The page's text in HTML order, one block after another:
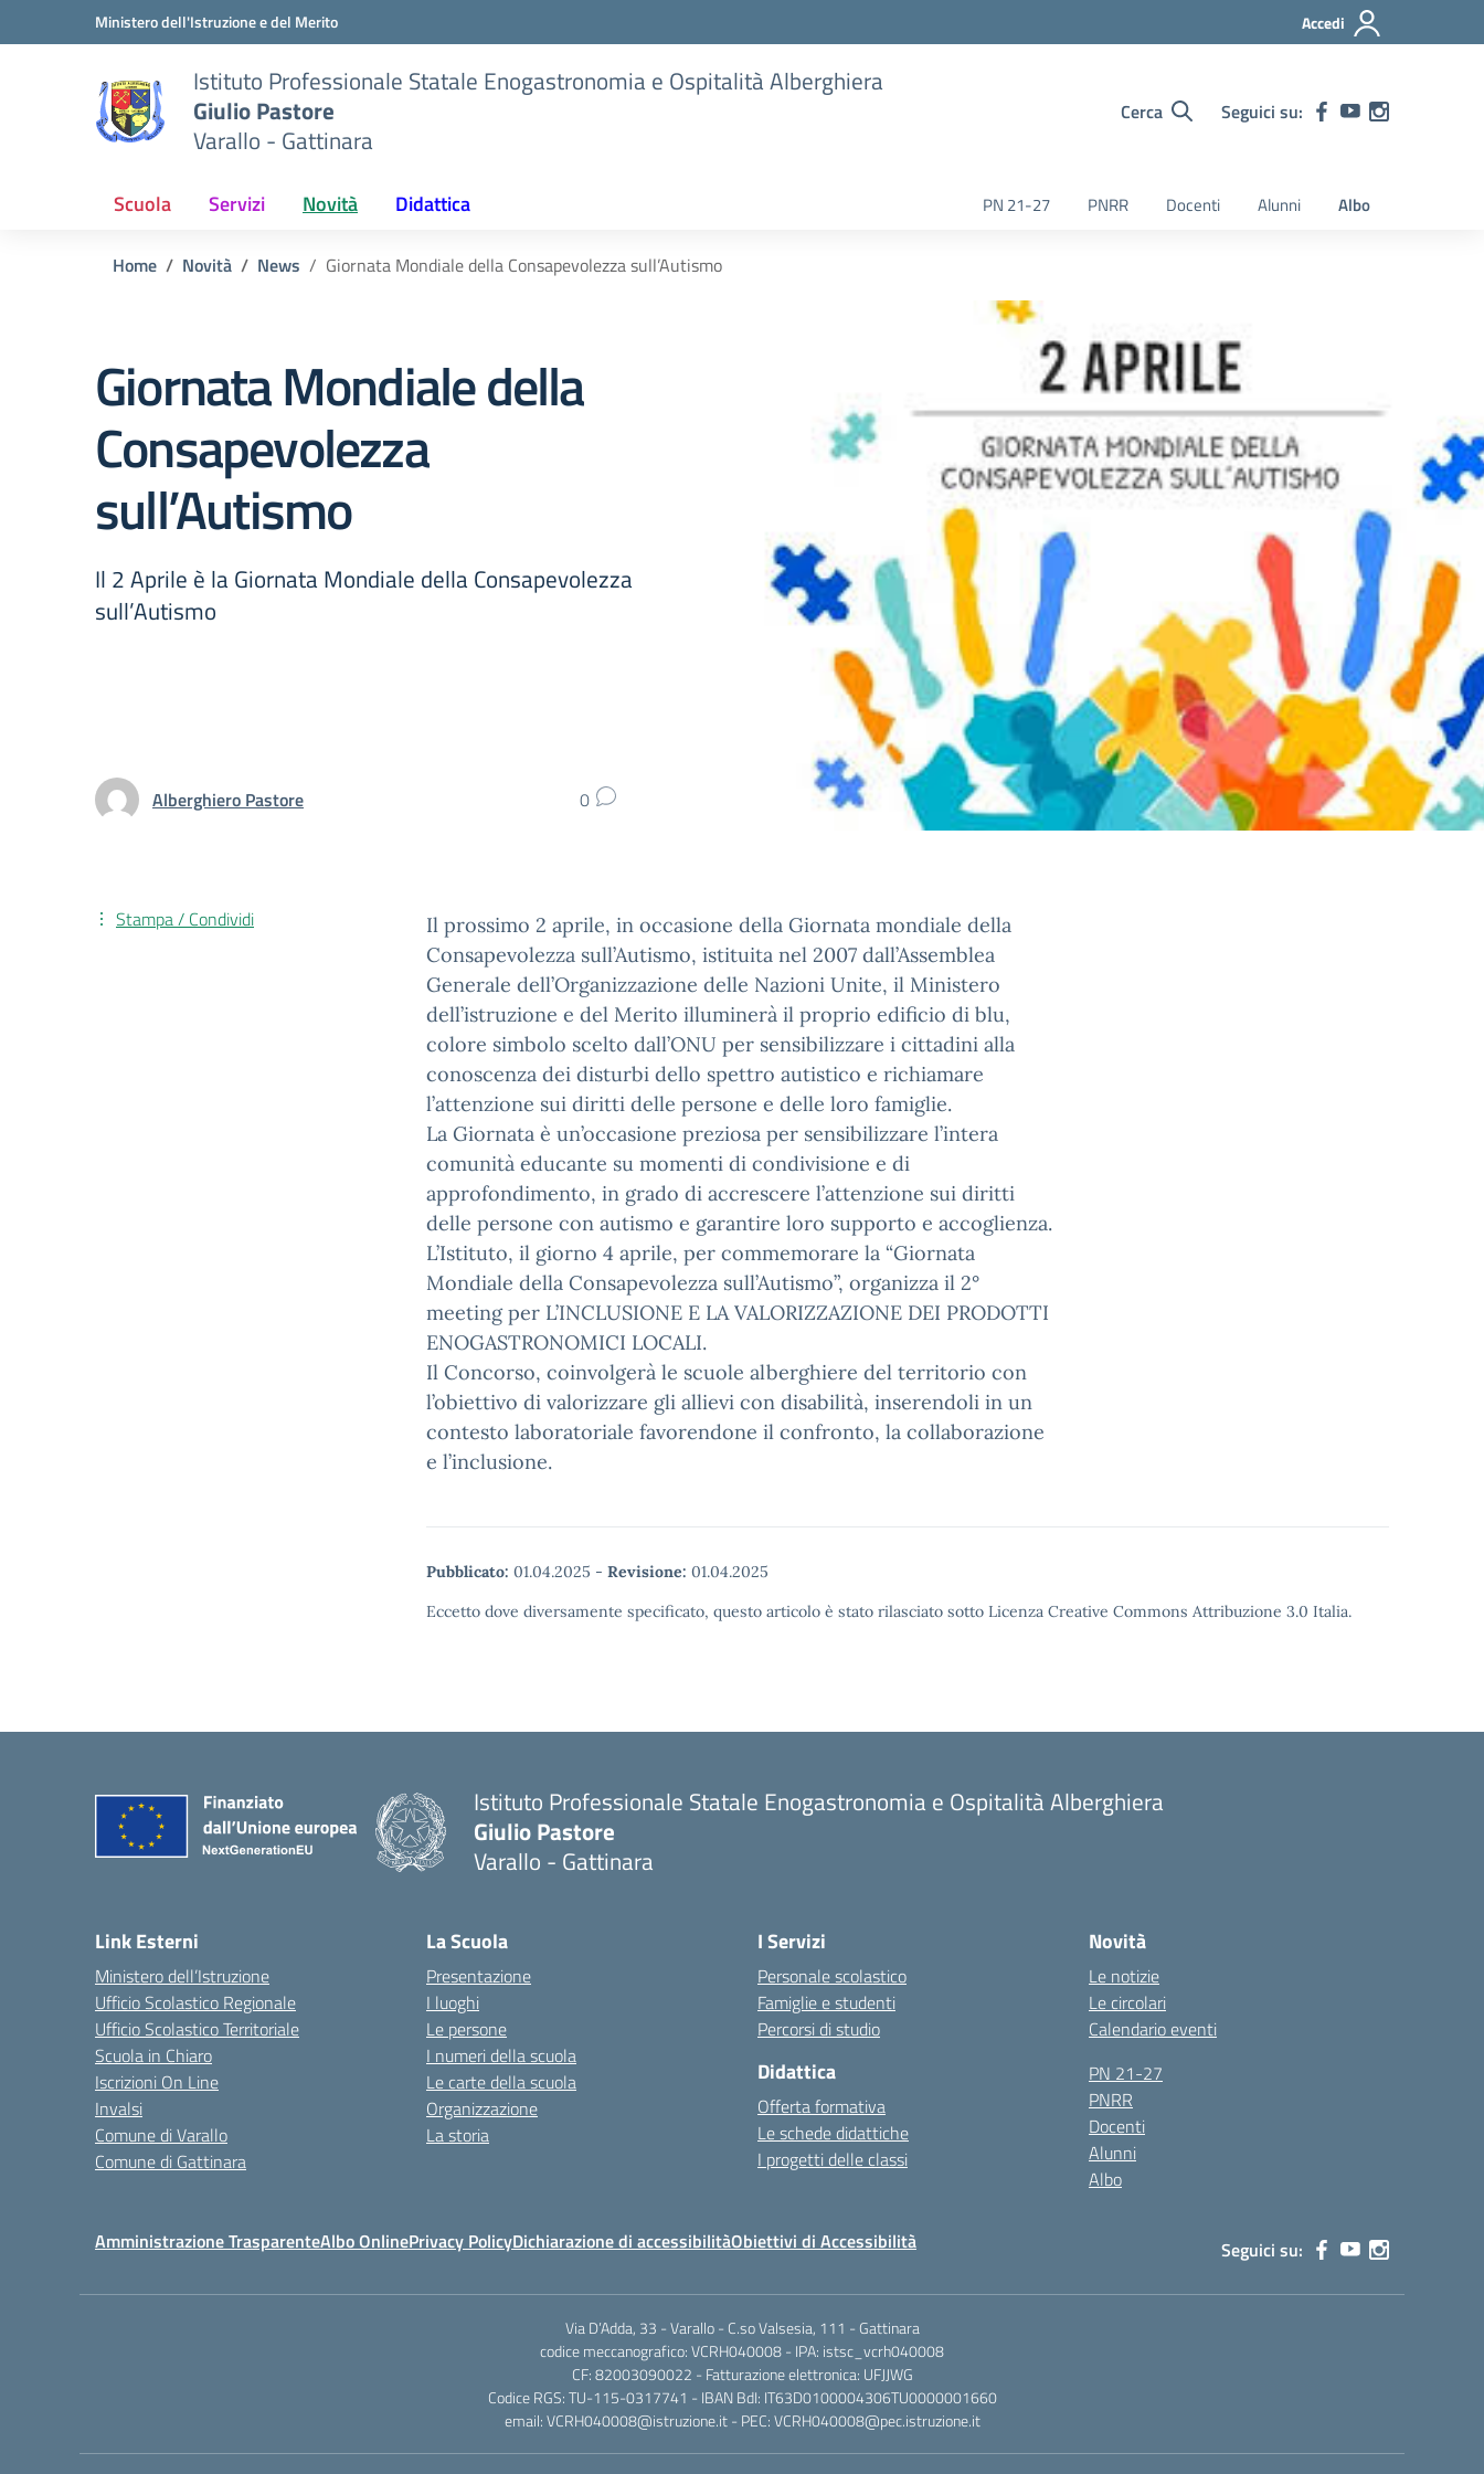
Vai ai contenuti
Vai al menu di navigazioneMinistero dell'Istruzione e del Merito Accedi
Istituto Professionale Statale Enogastronomia e Ospitalità Alberghiera
Giulio Pastore
Varallo - Gattinara
Cerca Seguici su:
Scuola Servizi Novità Didattica PN 21-27 PNRR Docenti Alunni Albo
Home Novità News Giornata Mondiale della Consapevolezza sull’Autismo
Giornata Mondiale della
Consapevolezza
sull’Autismo
Il 2 Aprile è la Giornata Mondiale della Consapevolezza
sull’Autismo
Alberghiero Pastore 0
Il prossimo 2 aprile, in occasione della Giornata mondiale della
Consapevolezza sull’Autismo, istituita nel 2007 dall’Assemblea
Generale dell’Organizzazione delle Nazioni Unite, il Ministero
dell’istruzione e del Merito illuminerà il proprio edificio di blu,
colore simbolo scelto dall’ONU per sensibilizzare i cittadini alla
conoscenza dei disturbi dello spettro autistico e richiamare
l’attenzione sui diritti delle persone e delle loro famiglie.
La Giornata è un’occasione preziosa per sensibilizzare l’intera
comunità educante su momenti di condivisione e di
approfondimento, in grado di accrescere l’attenzione sui diritti
delle persone con autismo e garantire loro supporto e accoglienza.
L’Istituto, il giorno 4 aprile, per commemorare la “Giornata
Mondiale della Consapevolezza sull’Autismo”, organizza il 2°
meeting per L’INCLUSIONE E LA VALORIZZAZIONE DEI PRODOTTI
ENOGASTRONOMICI LOCALI.
Il Concorso, coinvolgerà le scuole alberghiere del territorio con
l’obiettivo di valorizzare gli allievi con disabilità, inserendoli in un
contesto laboratoriale favorendone il confronto, la collaborazione
e l’inclusione.
Pubblicato: 01.04.2025 - Revisione: 01.04.2025
Eccetto dove diversamente specificato, questo articolo è stato rilasciato sotto Licenza Creative Commons Attribuzione 3.0 Italia.
Stampa / Condividi
Istituto Professionale Statale Enogastronomia e Ospitalità Alberghiera
Giulio Pastore
Varallo - Gattinara
Link Esterni
Ministero dell’Istruzione
Ufficio Scolastico Regionale
Ufficio Scolastico Territoriale
Scuola in Chiaro
Iscrizioni On Line
Invalsi
Comune di Varallo
Comune di Gattinara
La Scuola
Presentazione
I luoghi
Le persone
I numeri della scuola
Le carte della scuola
Organizzazione
La storia
I Servizi
Personale scolastico
Famiglie e studenti
Percorsi di studio
Didattica
Offerta formativa
Le schede didattiche
I progetti delle classi
Novità
Le notizie
Le circolari
Calendario eventi
PN 21-27
PNRR
Docenti
Alunni
Albo
Amministrazione TrasparenteAlbo OnlinePrivacy PolicyDichiarazione di accessibilitàObiettivi di Accessibilità Seguici su:
Via D’Adda, 33 - Varallo - C.so Valsesia, 111 - Gattinara
codice meccanografico: VCRH040008 - IPA: istsc_vcrh040008
CF: 82003090022 - Fatturazione elettronica: UFJJWG
Codice RGS: TU-115-0317741 - IBAN BdI: IT63D0100004306TU0000001660
email: VCRH040008@istruzione.it - PEC: VCRH040008@pec.istruzione.it